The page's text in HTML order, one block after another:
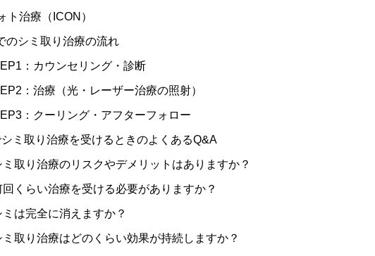
ト治療（ICON）
のシミ取り治療の流れ
：カウンセリング・診断
：治療（光・レーザー治療の照射）
：クーリング・アフターフォロー
ミ取り治療を受けるときのよくあるQ&A
ミ取り治療のリスクやデメリットはありますか？
回くらい治療を受ける必要がありますか？
は完全に消えますか？
取り治療はどのくらい効果が持続しますか？